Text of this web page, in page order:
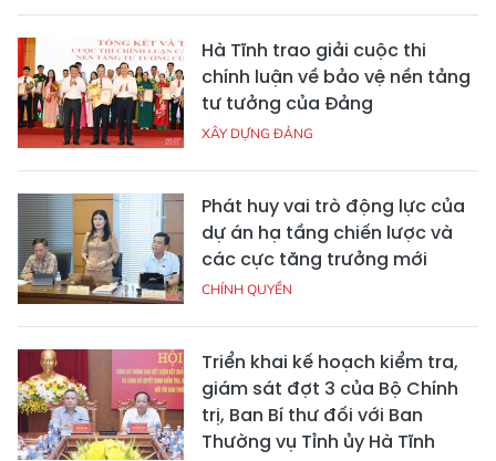
Hà Tĩnh trao giải cuộc thi
chính luận về bảo vệ nền tảng
tư tưởng của Đảng
XÂY DỰNG ĐẢNG
Phát huy vai trò động lực của
dự án hạ tầng chiến lược và
các cực tăng trưởng mới
CHÍNH QUYỀN
Triển khai kế hoạch kiểm tra,
giám sát đợt 3 của Bộ Chính
trị, Ban Bí thư đối với Ban
Thường vụ Tỉnh ủy Hà Tĩnh